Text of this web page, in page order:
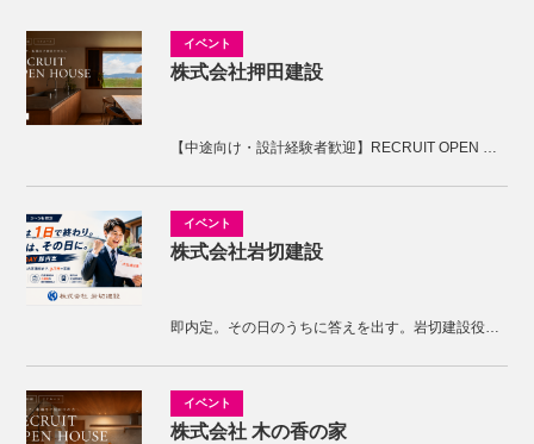
株式会社押田建設
【中途向け・設計経験者歓迎】RECRUIT OPEN HOUSE開催！KNOTの家づくりを体感しませんか。
株式会社岩切建設
即内定。その日のうちに答えを出す。岩切建設役員面接
株式会社 木の香の家